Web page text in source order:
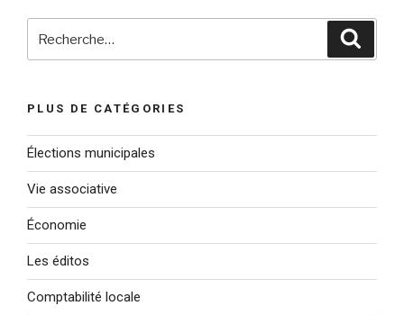
PLUS DE CATÉGORIES
Élections municipales
Vie associative
Économie
Les éditos
Comptabilité locale